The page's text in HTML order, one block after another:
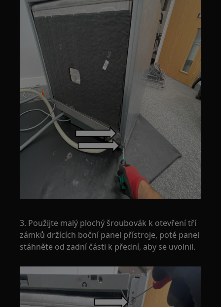
3. Použijte malý plochý šroubovák k otevření tří
zámků držících boční panel přístroje, poté panel
stáhněte od zadní části k přední, aby se uvolnil.